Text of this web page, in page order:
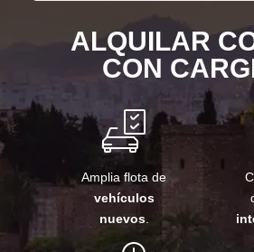
ALQUILAR
CON
Amplia flota de
vehículos
nuevos.